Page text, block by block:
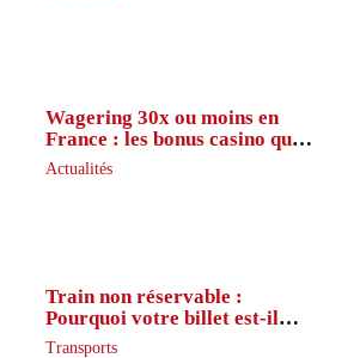
Wagering 30x ou moins en
France : les bonus casino que
peu de joueurs connaissent
vraiment
Actualités
Train non réservable :
Pourquoi votre billet est-il
inaccessible ?
Transports